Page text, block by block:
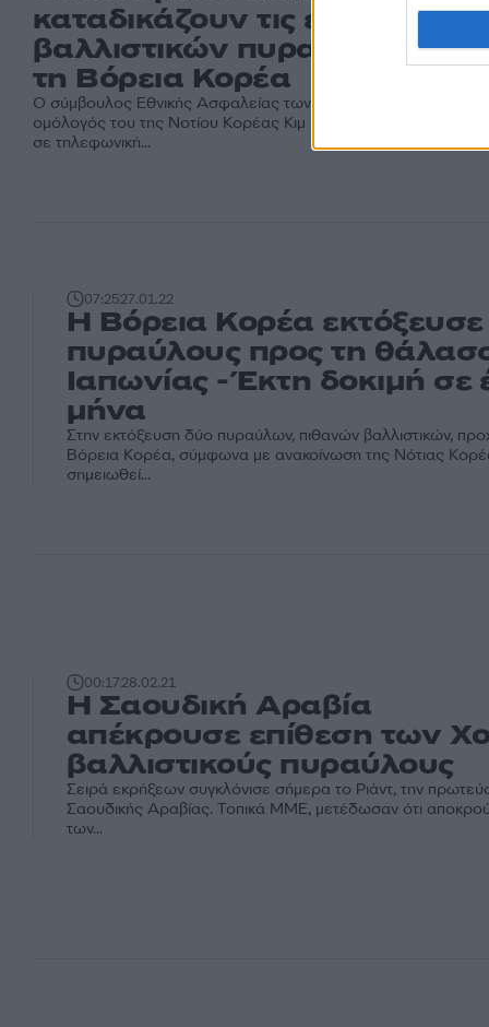
καταδικάζουν τις εκτοξεύσεις
βαλλιστικών πυραύλων από
τη Βόρεια Κορέα
Ο σύμβουλος Εθνικής Ασφαλείας των ΗΠΑ Τζέικ Σάλιβαν και ο
ομόλογός του της Νοτίου Κορέας Κιμ Σουνγκ-χαν καταδίκασαν,
σε τηλεφωνική...
07:2527.01.22
Η Βόρεια Κορέα
πυραύλους προς τη
Ιαπωνίας - Έκτη δοκιμή σε
μήνα
Στην εκτόξευση δύο πυραύλων, πιθανών βαλλιστικών,
Βόρεια Κορέα, σύμφωνα με ανακοίνωση της Νότιας
σημειωθεί...
00:1728.02.21
Η Σαουδική Αραβία
απέκρουσε επίθεση των
βαλλιστικούς πυραύλους
Σειρά εκρήξεων συγκλόνισε σήμερα το Ριάντ, την
Σαουδικής Αραβίας. Τοπικά ΜΜΕ, μετέδωσαν ότι
των...